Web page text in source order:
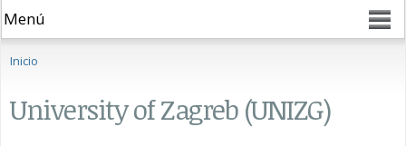
Se encuentra usted aquí
Inicio
University of Zagreb (UNIZG)